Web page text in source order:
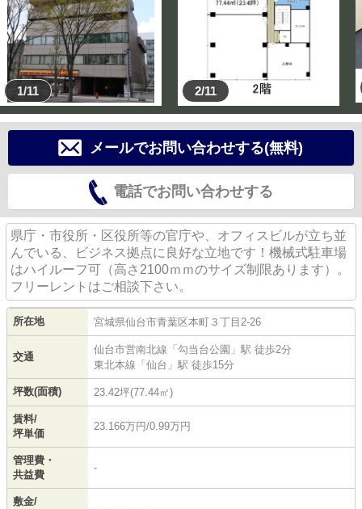
1/11 2/11
メールでお問い合わせする(無料)
電話でお問い合わせする
県庁・市役所・区役所等の官庁や、オフィスビルが立ち並
んでいる、ビジネス拠点に良好な立地です！機械式駐車場
はハイルーフ可（高さ2100ｍｍのサイズ制限あります）。
フリーレントはご相談下さい。
所在地 宮城県仙台市青葉区本町 ３丁目2-26
交通
仙台市営南北線 「 勾当台公園 」駅 徒歩2分
東北本線 「 仙台 」駅 徒歩15分
坪数(面積) 23.42坪(77.44㎡)
賃料/
坪単価
23.166万円/0.99万円
管理費・
共益費
-
敷金/